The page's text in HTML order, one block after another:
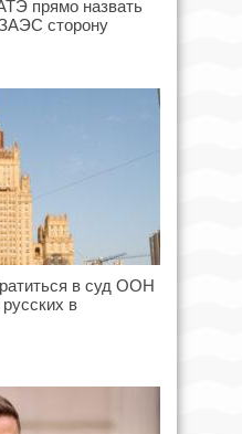
прямо назвать
сторону
в суд ООН
в